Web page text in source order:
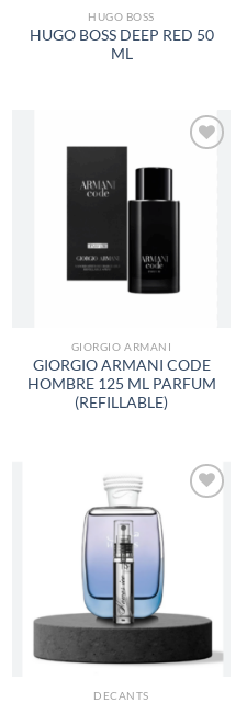
HUGO BOSS
HUGO BOSS DEEP RED 50
ML
AÑADIR
LISTA
GIORGIO ARMANI
GIORGIO ARMANI CODE
HOMBRE 125 ML PARFUM
(REFILLABLE)
AÑADIR
LISTA
DESEOS
DECANTS